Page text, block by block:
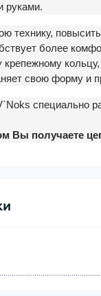
руками.
технику,
более
крепежному
свою форму и
специально
Вы получаете